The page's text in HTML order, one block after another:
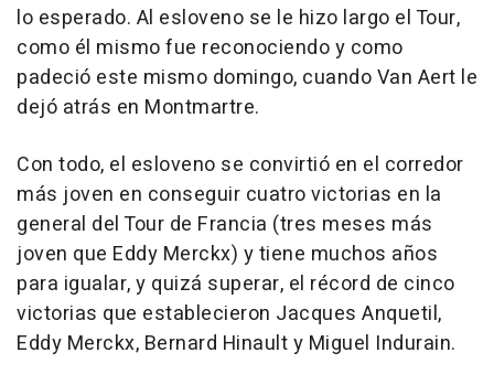
lo esperado. Al esloveno se le hizo largo el Tour,
como él mismo fue reconociendo y como
padeció este mismo domingo, cuando Van Aert le
dejó atrás en Montmartre.
Con todo, el esloveno se convirtió en el corredor
más joven en conseguir cuatro victorias en la
general del Tour de Francia (tres meses más
joven que Eddy Merckx) y tiene muchos años
para igualar, y quizá superar, el récord de cinco
victorias que establecieron Jacques Anquetil,
Eddy Merckx, Bernard Hinault y Miguel Indurain.